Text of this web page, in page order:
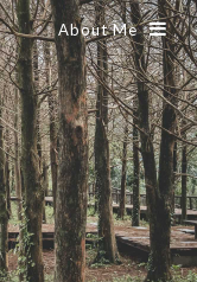
About Me